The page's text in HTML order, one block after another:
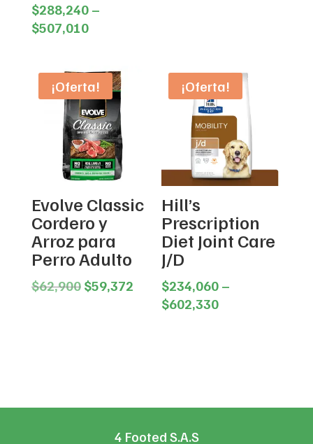
$288,240 –
$507,010Price
through
$507,010
¡Oferta!
Evolve Classic
Cordero y
Arroz para
Perro Adulto
$62,900 Original
$59,372Current
price
¡Oferta!
Hill’s
Prescription
Diet Joint Care
J/D
$234,060 –
$602,330Price
4 Footed S.A.S